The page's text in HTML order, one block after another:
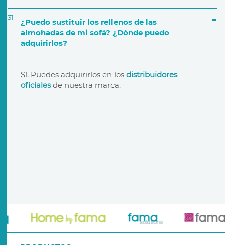
garantía de por vida
31
¿Puedo sustituir los rellenos de las
almohadas de mi sofá? ¿Dónde puedo
adquirirlos?
Sí. Puedes adquirirlos en los distribuidores
oficialesde nuestra marca.